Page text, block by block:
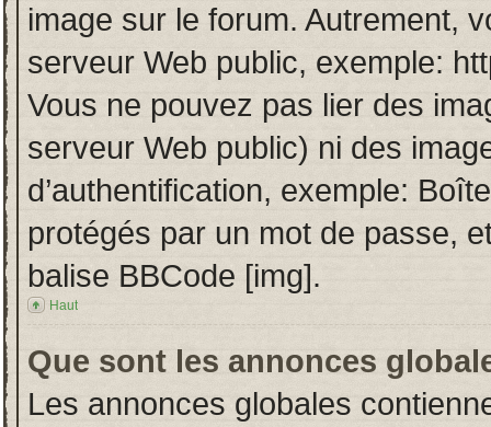
image sur le forum. Autrement,
serveur Web public, exemple:
Vous ne pouvez pas lier des
serveur Web public) ni des
d’authentification, exemple:
protégés par un mot de passe,
balise BBCode [img].
Haut
Que sont les annonces
Les annonces globales